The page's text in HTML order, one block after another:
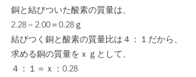
銅と結びついた酸素の質量は、
2.28－2.00＝0.28ｇ
結びつく銅と酸素の質量比は４：１だから、
求める銅の質量をｘｇとして、
４：１＝ｘ：0.28